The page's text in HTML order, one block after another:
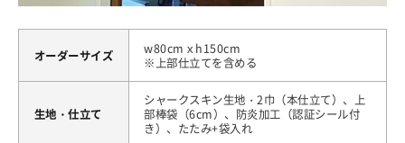
オーダーサイズ
w80cmｘh150cm
※上部仕立てを含める
生地・仕立て
シャークスキン生地・2巾（本仕立て）、上
部棒袋（6cm）、防炎加工（認証シール付
き）、たたみ+袋入れ